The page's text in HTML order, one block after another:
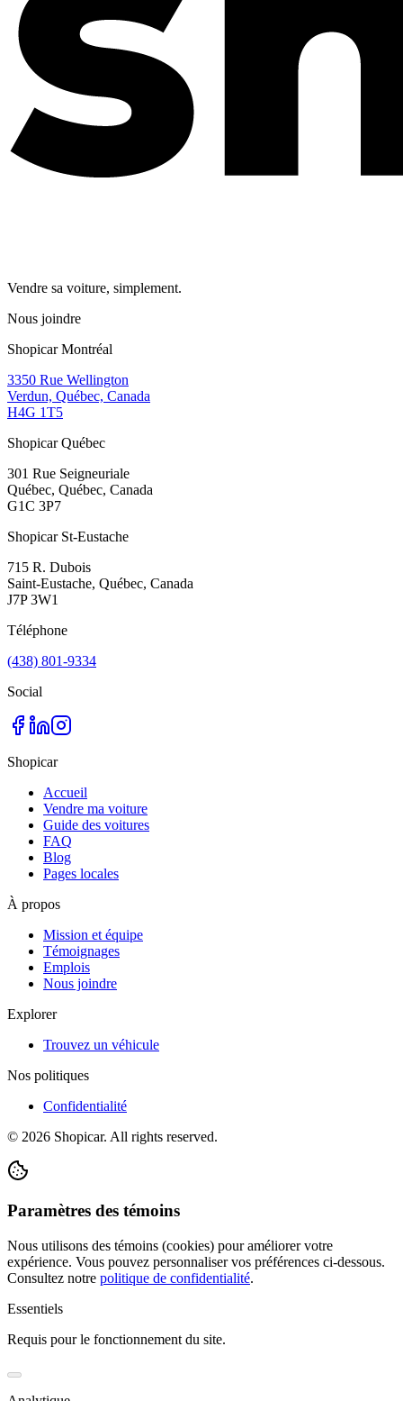
Vendre sa voiture, simplement.
Nous joindre
Shopicar Montréal
3350 Rue Wellington
Verdun, Québec, Canada
H4G 1T5
Shopicar Québec
301 Rue Seigneuriale
Québec, Québec, Canada
G1C 3P7
Shopicar St-Eustache
715 R. Dubois
Saint-Eustache, Québec, Canada
J7P 3W1
Téléphone
(438) 801-9334
Social
Shopicar
Accueil
Vendre ma voiture
Guide des voitures
FAQ
Blog
Pages locales
À propos
Mission et équipe
Témoignages
Emplois
Nous joindre
Explorer
Trouvez un véhicule
Nos politiques
Confidentialité
© 2026 Shopicar. All rights reserved.
Paramètres des témoins
Nous utilisons des témoins (cookies) pour améliorer votre
expérience. Vous pouvez personnaliser vos préférences ci-dessous.
Consultez notre politique de confidentialité.
Essentiels
Requis pour le fonctionnement du site.